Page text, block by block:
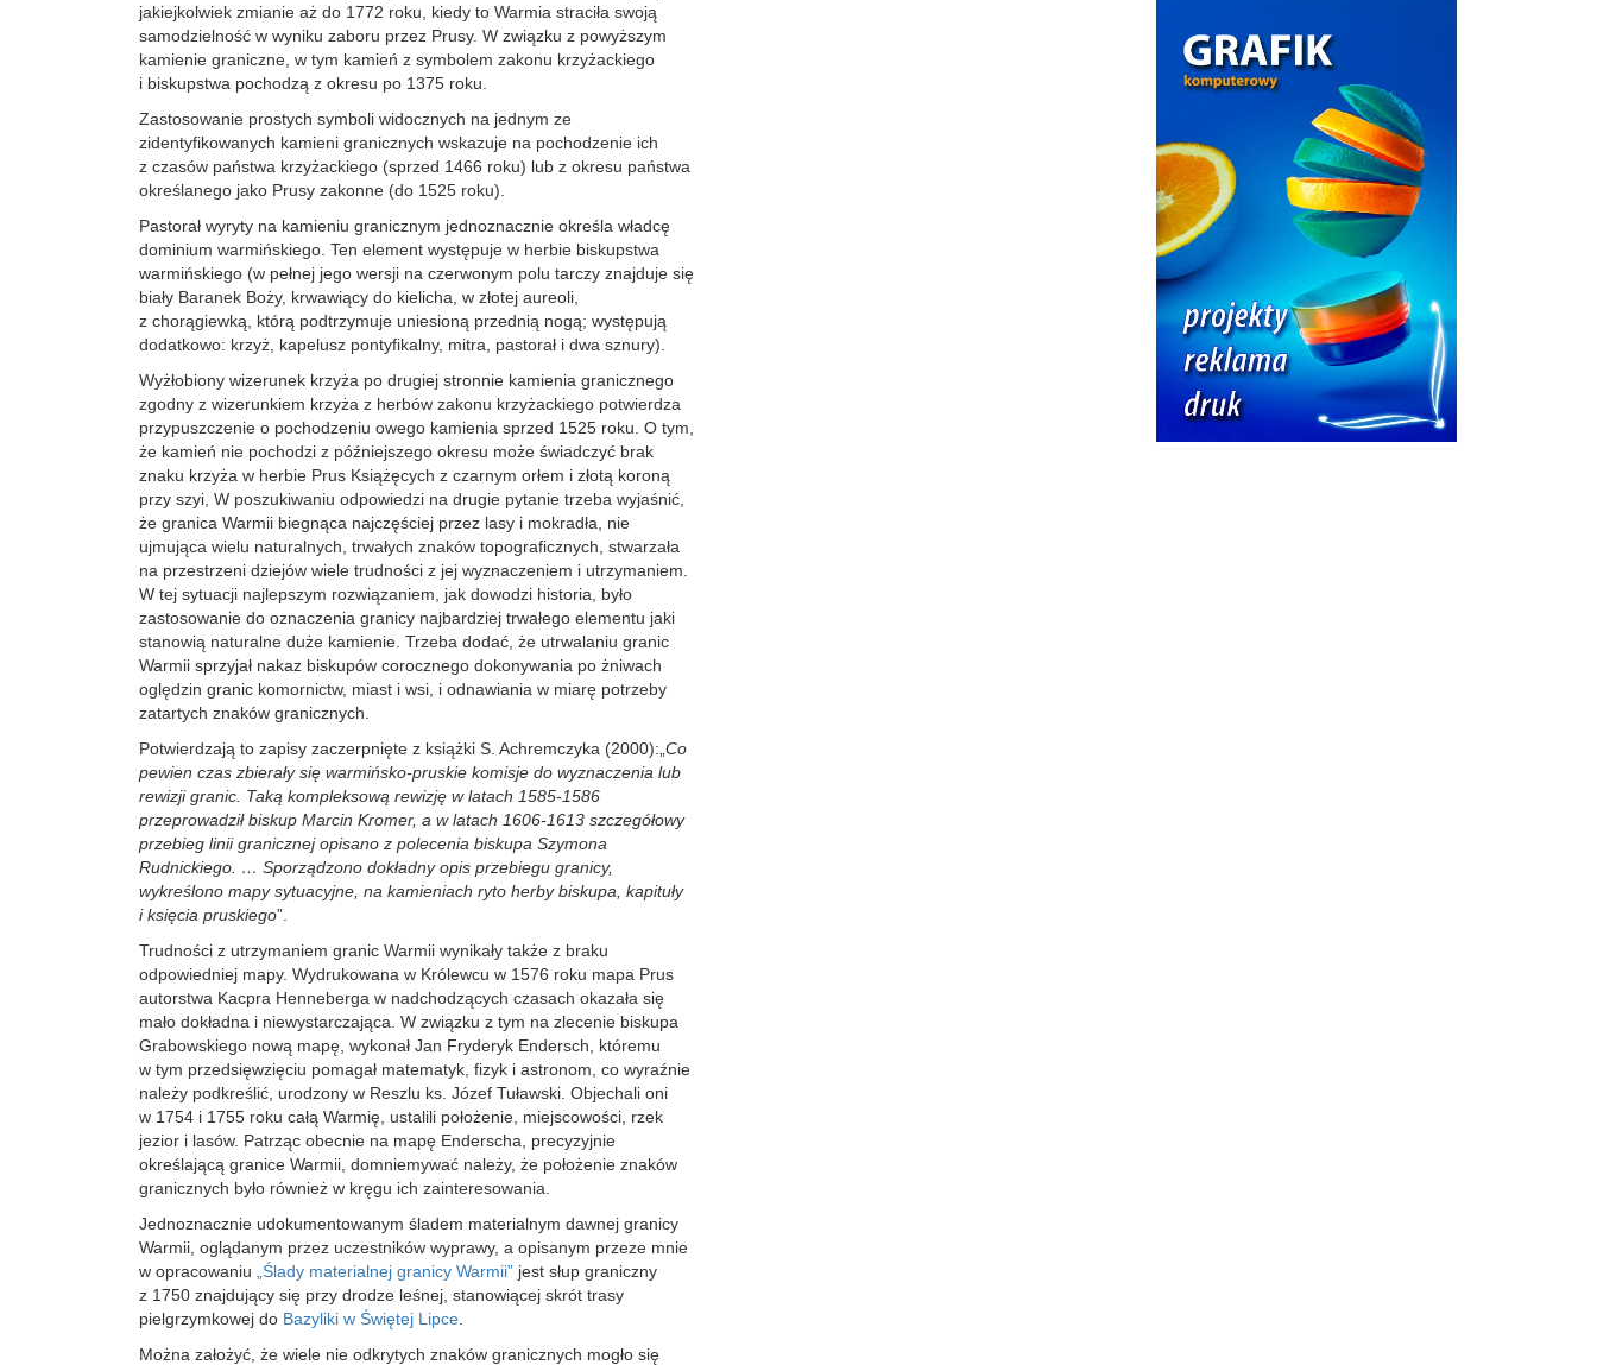
jakiejkolwiek zmianie aż do 1772 roku, kiedy to Warmia straciła swoją
samodzielność w wyniku zaboru przez Prusy. W związku z powyższym
kamienie graniczne, w tym kamień z symbolem zakonu krzyżackiego
i biskupstwa pochodzą z okresu po 1375 roku.
Zastosowanie prostych symboli widocznych na jednym ze
zidentyfikowanych kamieni granicznych wskazuje na pochodzenie ich
z czasów państwa krzyżackiego (sprzed 1466 roku) lub z okresu państwa
określanego jako Prusy zakonne (do 1525 roku).
Pastorał wyryty na kamieniu granicznym jednoznacznie określa władcę
dominium warmińskiego. Ten element występuje w herbie biskupstwa
warmińskiego (w pełnej jego wersji na czerwonym polu tarczy znajduje się
biały Baranek Boży, krwawiący do kielicha, w złotej aureoli,
z chorągiewką, którą podtrzymuje uniesioną przednią nogą; występują
dodatkowo: krzyż, kapelusz pontyfikalny, mitra, pastorał i dwa sznury).
Wyżłobiony wizerunek krzyża po drugiej stronnie kamienia granicznego
zgodny z wizerunkiem krzyża z herbów zakonu krzyżackiego potwierdza
przypuszczenie o pochodzeniu owego kamienia sprzed 1525 roku. O tym,
że kamień nie pochodzi z późniejszego okresu może świadczyć brak
znaku krzyża w herbie Prus Książęcych z czarnym orłem i złotą koroną
przy szyi, W poszukiwaniu odpowiedzi na drugie pytanie trzeba wyjaśnić,
że granica Warmii biegnąca najczęściej przez lasy i mokradła, nie
ujmująca wielu naturalnych, trwałych znaków topograficznych, stwarzała
na przestrzeni dziejów wiele trudności z jej wyznaczeniem i utrzymaniem.
W tej sytuacji najlepszym rozwiązaniem, jak dowodzi historia, było
zastosowanie do oznaczenia granicy najbardziej trwałego elementu jaki
stanowią naturalne duże kamienie. Trzeba dodać, że utrwalaniu granic
Warmii sprzyjał nakaz biskupów corocznego dokonywania po żniwach
oględzin granic komornictw, miast i wsi, i odnawiania w miarę potrzeby
zatartych znaków granicznych.
Potwierdzają to zapisy zaczerpnięte z książki S. Achremczyka (2000):„ Co
pewien czas zbierały się warmińsko-pruskie komisje do wyznaczenia lub
rewizji granic. Taką kompleksową rewizję w latach 1585-1586
przeprowadził biskup Marcin Kromer, a w latach 1606-1613 szczegółowy
przebieg linii granicznej opisano z polecenia biskupa Szymona
Rudnickiego. … Sporządzono dokładny opis przebiegu granicy,
wykreślono mapy sytuacyjne, na kamieniach ryto herby biskupa, kapituły
i księcia pruskiego”.
Trudności z utrzymaniem granic Warmii wynikały także z braku
odpowiedniej mapy. Wydrukowana w Królewcu w 1576 roku mapa Prus
autorstwa Kacpra Henneberga w nadchodzących czasach okazała się
mało dokładna i niewystarczająca. W związku z tym na zlecenie biskupa
Grabowskiego nową mapę, wykonał Jan Fryderyk Endersch, któremu
w tym przedsięwzięciu pomagał matematyk, fizyk i astronom, co wyraźnie
należy podkreślić, urodzony w Reszlu ks. Józef Tuławski. Objechali oni
w 1754 i 1755 roku całą Warmię, ustalili położenie, miejscowości, rzek
jezior i lasów. Patrząc obecnie na mapę Enderscha, precyzyjnie
określającą granice Warmii, domniemywać należy, że położenie znaków
granicznych było również w kręgu ich zainteresowania.
Jednoznacznie udokumentowanym śladem materialnym dawnej granicy
Warmii, oglądanym przez uczestników wyprawy, a opisanym przeze mnie
w opracowaniu
„Ślady materialnej granicy Warmii” jest słup graniczny
z 1750 znajdujący się przy drodze leśnej, stanowiącej skrót trasy
pielgrzymkowej do Bazyliki w Świętej Lipce
Można założyć, że wiele nie odkrytych znaków granicznych mogło się